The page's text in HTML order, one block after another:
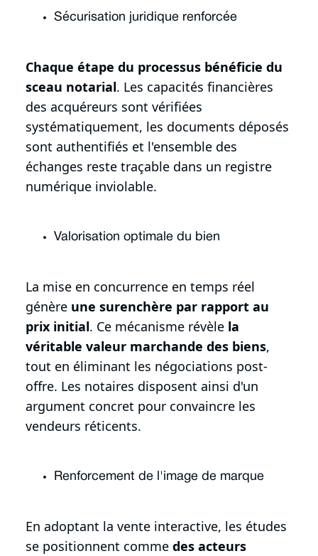
Sécurisation juridique renforcée
Chaque étape du processus bénéficie du
sceau notarial. Les capacités financières
des acquéreurs sont vérifiées
systématiquement, les documents déposés
sont authentifiés et l'ensemble des
échanges reste traçable dans un registre
numérique inviolable.
Valorisation optimale du bien
La mise en concurrence en temps réel
génère une surenchère par rapport au
prix initial. Ce mécanisme révèle la
véritable valeur marchande des biens,
tout en éliminant les négociations post-
offre. Les notaires disposent ainsi d'un
argument concret pour convaincre les
vendeurs réticents.
Renforcement de l'image de marque
En adoptant la vente interactive, les études
se positionnent comme des acteurs